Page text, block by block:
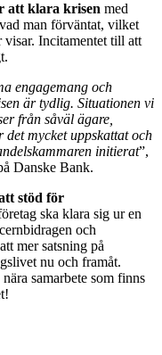
att klara krisen med
man förväntat, vilket
visar. Incitamentet till att
engagemang och
är tydlig. Situationen vi
från såväl ägare,
mycket uppskattat och
initierat”,
Danske Bank.
stöd för
ska klara sig ur en
och
mer satsning på
nu och framåt.
samarbete som finns